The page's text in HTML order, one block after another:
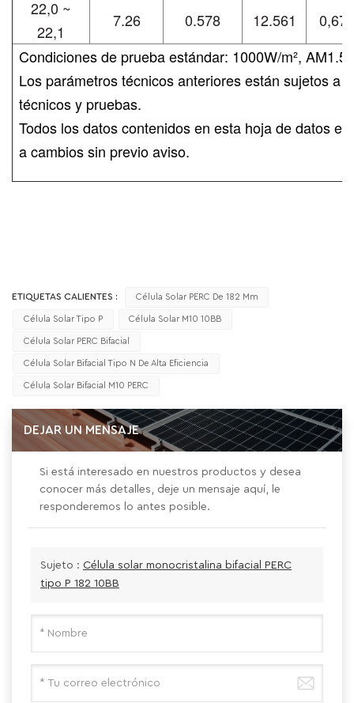
22,0 ~
22,1
7.26 0.578 12.561
0,677
Condiciones de prueba estándar: 1000W/m²,
Los parámetros técnicos anteriores están sujetos a
técnicos y pruebas.
Todos los datos contenidos en esta hoja de datos
a cambios sin previo aviso.
ETIQUETAS CALIENTES : Célula Solar PERC De 182 Mm
Célula Solar Tipo P Célula Solar M10 10BB
Célula Solar PERC Bifacial
Célula Solar Bifacial Tipo N De Alta Eficiencia
Célula Solar Bifacial M10 PERC
DEJAR UN MENSAJE
Si está interesado en nuestros productos y desea
conocer más detalles, deje un mensaje aquí, le
responderemos lo antes posible.
Sujeto : Célula solar monocristalina bifacial PERC
tipo P 182 10BB